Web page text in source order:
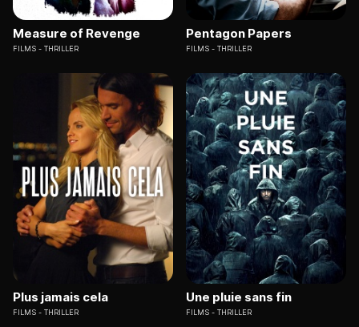
Measure of Revenge
FILMS THRILLER
Pentagon Papers
FILMS THRILLER
Plus jamais cela
FILMS THRILLER
Une pluie sans fin
FILMS THRILLER